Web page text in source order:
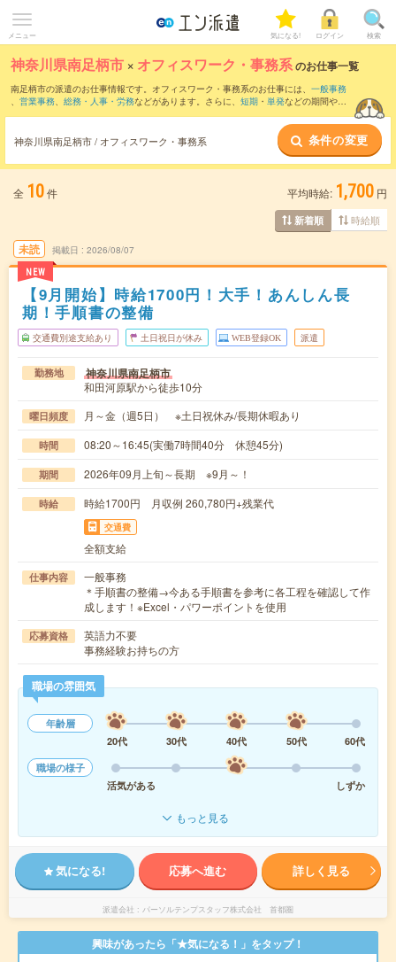
メニュー 気になる! ログイン 検索
神奈川県南足柄市 × オフィスワーク・事務系のお仕事一覧
南足柄市の派遣のお仕事情報です。オフィスワーク・事務系のお仕事には、 一般事務
、 営業事務、 総務・人事・労務などがあります。さらに、 短期 ・ 単発などの期間や、
神奈川県南足柄市 / オフィスワーク・事務系 条件の変更
全 10件 平均時給: 1,700 円
新着順 時給順
未読
NEW
掲載日 2026/08/07
【9月開始】時給1700円！大手！あんしん長
期！手順書の整備
交通費別途支給あり 土日祝日が休み WEB登録OK 派遣
勤務地 神奈川県南足柄市
和田河原駅から徒歩10分
曜日頻度 月～金（週5日） ※土日祝休み/長期休暇あり
時間 08:20～16:45(実働7時間40分 休憩45分)
期間 2026年09月上旬～長期 ※9月～！
時給 時給1700円 月収例 260,780円+残業代
交通費
全額支給
仕事内容
一般事務
＊手順書の整備→今ある手順書を参考に各工程を確認して作
成します！※Excel・パワーポイントを使用
応募資格
英語力不要
事務経験お持ちの方
職場の雰囲気
年齢層
20代
30代 40代 50代
60代
職場の様子
活気がある
しずか
もっと見る
気になる! 応募へ進む 詳しく見る
派遣会社 パーソルテンプスタッフ株式会社 首都圏
興味があったら「★気になる！」をタップ！